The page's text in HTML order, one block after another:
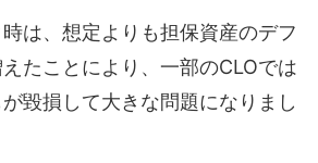
は、想定よりも担保資産のデフ
たことにより、一部のCLOでは
毀損して大きな問題になりまし